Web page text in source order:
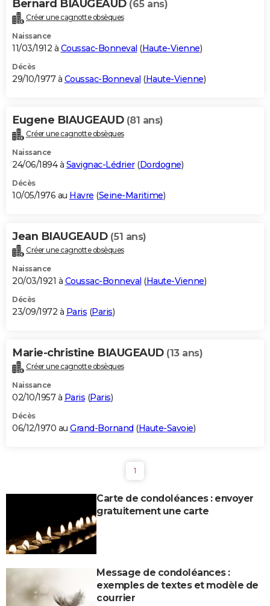
Bernard BIAUGEAUD (65 ans)
Créer une cagnotte obsèques
Naissance
11/03/1912 à Coussac-Bonneval (Haute-Vienne)
Décès
29/10/1977 à Coussac-Bonneval (Haute-Vienne)
Eugene BIAUGEAUD (81 ans)
Créer une cagnotte obsèques
Naissance
24/06/1894 à Savignac-Lédrier(Dordogne)
Décès
10/05/1976 au Havre (Seine-Maritime)
Jean BIAUGEAUD (51 ans)
Créer une cagnotte obsèques
Naissance
20/03/1921 à Coussac-Bonneval (Haute-Vienne)
Décès
23/09/1972 à Paris (Paris)
Marie-christine BIAUGEAUD (13 ans)
Créer une cagnotte obsèques
Naissance
02/10/1957 à Paris (Paris)
Décès
06/12/1970 au Grand-Bornand (Haute-Savoie)
1
Carte de condoléances : envoyer
gratuitement une carte
Message de condoléances :
exemples de textes et modèle de
courrier